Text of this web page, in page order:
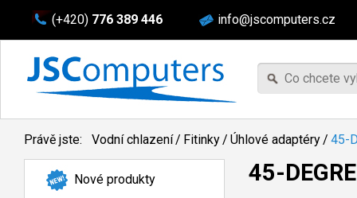
(+420) 776 389 446 info@jscomputers.cz
Právě jste: Vodní chlazení/ Fitinky/ Úhlové adaptéry/ 45-
Nové produkty 45-